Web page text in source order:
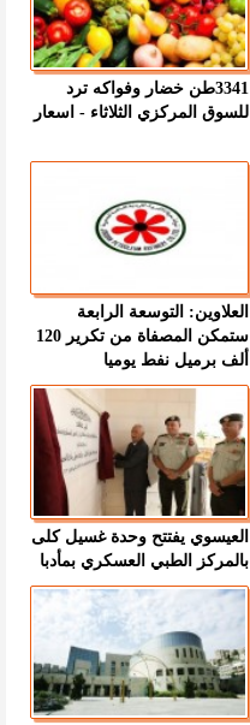
3341طن خضار وفواكه ترد
للسوق المركزي الثلاثاء - اسعار
العلاوين: التوسعة الرابعة
ستمكن المصفاة من تكرير 120
ألف برميل نفط يوميا
العيسوي يفتتح وحدة غسيل كلى
بالمركز الطبي العسكري بمأدبا